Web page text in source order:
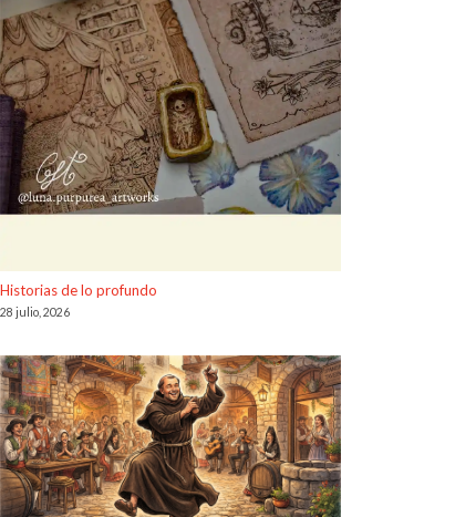
Historias de lo profundo
28 julio, 2026